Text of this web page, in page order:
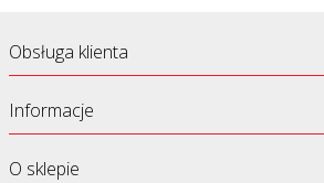
Obsługa klienta
Informacje
O sklepie